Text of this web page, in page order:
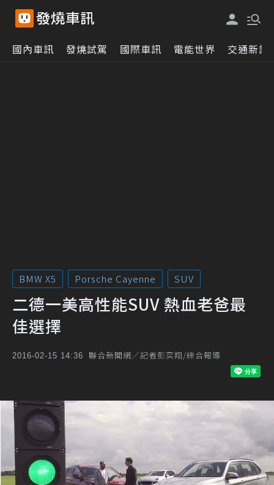
國內車訊 發燒試駕 國際車訊 電能世界 交通新訊
BMW X5 Porsche Cayenne SUV
二德一美高性能SUV 熱血老爸最
佳選擇
2016-02-15 14:36 聯合新聞網／記者彭奕翔/綜合報導